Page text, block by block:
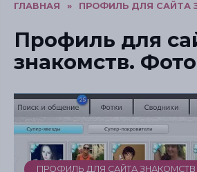
ГЛАВНАЯ » ПРОФИЛЬ ДЛЯ САЙТА
Профиль для
знакомств.
ПРОФИЛЬ ДЛЯ САЙТА ЗНАКОМСТВ